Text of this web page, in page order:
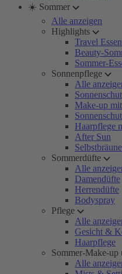
☀️ Sommer
Alle anzeigen
Highlights
Travel
Beauty-
Sommer-
Sonnenpflege
Alle
Make-up
Haarpflege
After Sun
Sommerdüfte
Alle
Damendüfte
Herrendüfte
Bodyspray
Pflege
Alle
Gesicht &
Haarpflege
Sommer-Make-up
Alle